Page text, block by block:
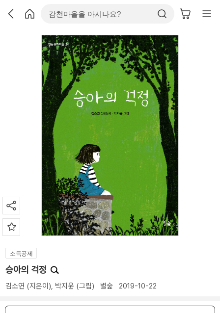
소득공제
승아의 걱정
김소연 (지은이), 박지윤 (그림) 별숲 2019-10-22